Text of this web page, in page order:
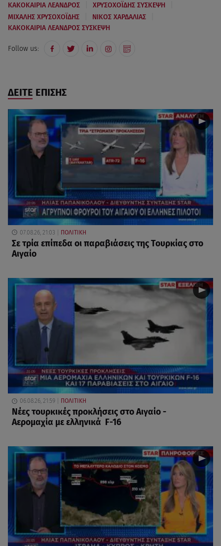
ΚΑΚΟΚΑΙΡΙΑ ΛΕΑΝΔΡΟΣ ΧΡΥΣΟΧΟΪΔΗΣ ΣΥΣΚΕΨΗ
ΜΙΧΑΛΗΣ ΧΡΥΣΟΧΟΪΔΗΣ ΝΙΚΟΣ ΧΑΡΔΑΛΙΑΣ
ΚΑΚΟΚΑΙΡΙΑ ΛΕΑΝΔΡΟΣ ΣΥΣΚΕΨΗ
Follow us:
ΔΕΙΤΕ ΕΠΙΣΗΣ
07.08.26, 21:03 ΠΟΛΙΤΙΚΗ
Σε τρία επίπεδα οι παραβιάσεις της Τουρκίας στο
Αιγαίο
06.08.26, 21:59 ΠΟΛΙΤΙΚΗ
Νέες τουρκικές προκλήσεις στο Αιγαίο -
Αερομαχία με ελληνικά F-16